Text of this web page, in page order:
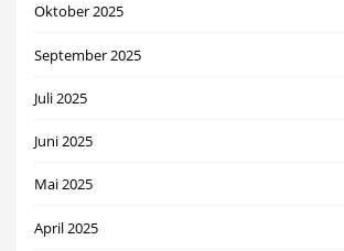
Oktober 2025
September 2025
Juli 2025
Juni 2025
Mai 2025
April 2025